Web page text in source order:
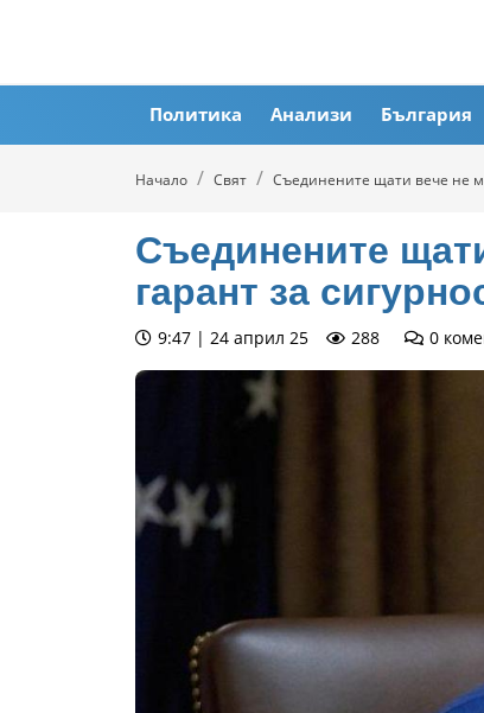
Политика Анализи България
Начало Свят Съединените щати вече не
Съединените
гарант за
9:47 | 24 април 25 288 0